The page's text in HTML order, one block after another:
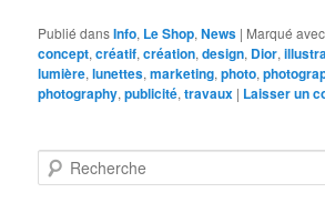
Publié dansInfo, Le Shop,News | Marqué avec
concept,créatif,création,design, Dior,
lumière,lunettes,marketing,photo,
photography,publicité,travaux | Laisser un
e